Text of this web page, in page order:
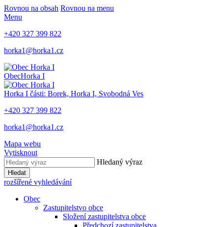
Rovnou na obsah Rovnou na menu
Menu
+420 327 399 822
horka1@horka1.cz
ObecHorka I
Horka I části: Borek, Horka I, Svobodná Ves
+420 327 399 822
horka1@horka1.cz
Mapa webu
Vytisknout
Hledaný výraz
Hledat
rozšířené vyhledávání
Obec
Zastupitelstvo obce
Složení zastupitelstva obce
Předchozí zastupitelstva